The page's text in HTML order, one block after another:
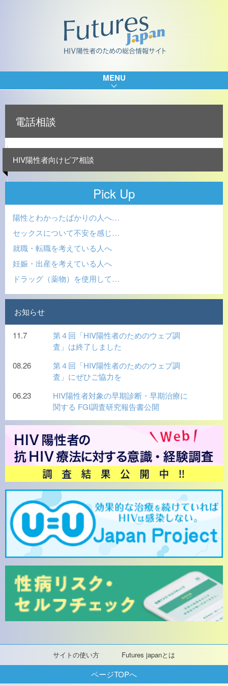
サイトの使い方 Futures japanとは
MENU
電話相談
HIV陽性者向けピア相談
Pick Up
陽性とわかったばかりの人へ…
セックスについて不安を感じ…
就職・転職を考えている人へ
妊娠・出産を考えている人へ
ドラッグ（薬物）を使用して…
お知らせ
11.7
第４回「HIV陽性者のためのウェブ調
査」は終了しました
08.26
第４回「HIV陽性者のためのウェブ調
査」にぜひご協力を
06.23
HIV陽性者対象の早期診断・早期治療に
関する FGI調査研究報告書公開
ページTOPへ